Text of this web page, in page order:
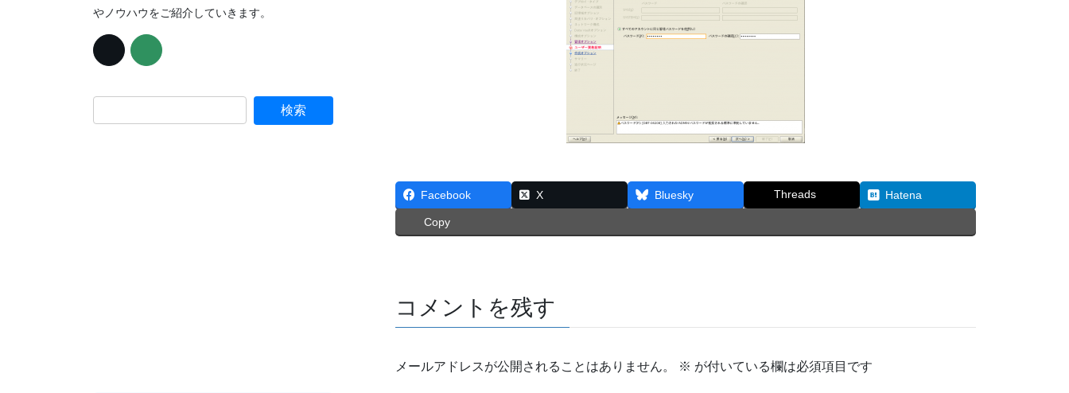
Facebook X Bluesky Threads Hatena
Copy
コメントを残す
メールアドレスが公開されることはありません。 ※ が付いている欄は必須項目です
やノウハウをご紹介していきます。